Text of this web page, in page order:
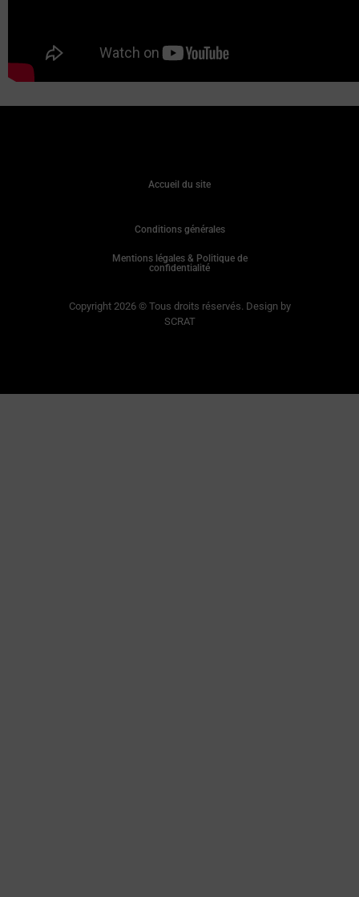
Mentions légales & Politique de
confidentialité
Copyright 2026 © Tous droits réservés. Design by
SCRAT
Accueil du site
Conditions générales